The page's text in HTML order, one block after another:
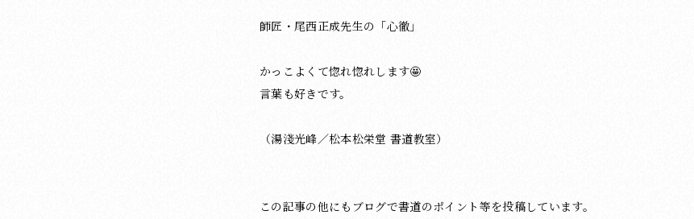
師匠・尾西正成先生の「心徹」
かっこよくて惚れ惚れします🤩
言葉も好きです。
（湯淺光峰／松本松栄堂 書道教室）
この記事の他にもブログで書道のポイント等を投稿しています。